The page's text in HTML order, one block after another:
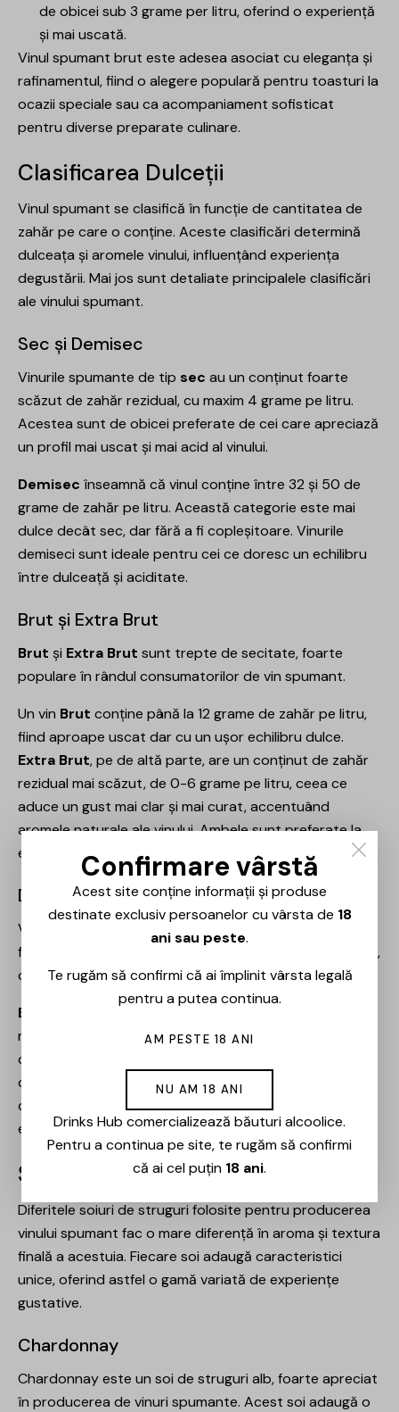
de obicei sub 3 grame per litru, oferind o experiență
și mai uscată.
Vinul spumant brut este adesea asociat cu eleganța și
rafinamentul, fiind o alegere populară pentru toasturi la
ocazii speciale sau ca acompaniament sofisticat
pentru diverse preparate culinare.
Clasificarea Dulceții
Vinul spumant se clasifică în funcție de cantitatea de
zahăr pe care o conține. Aceste clasificări determină
dulceața și aromele vinului, influențând experiența
degustării. Mai jos sunt detaliate principalele clasificări
ale vinului spumant.
Sec și Demisec
Vinurile spumante de tip sec au un conținut foarte
scăzut de zahăr rezidual, cu maxim 4 grame pe litru.
Acestea sunt de obicei preferate de cei care apreciază
un profil mai uscat și mai acid al vinului.
Demisec înseamnă că vinul conține între 32 și 50 de
grame de zahăr pe litru. Această categorie este mai
dulce decât sec, dar fără a fi copleșitoare. Vinurile
demiseci sunt ideale pentru cei ce doresc un echilibru
între dulceață și aciditate.
Brut și Extra Brut
Brut și Extra Brut sunt trepte de secitate, foarte
populare în rândul consumatorilor de vin spumant.
Un vin Brut conține până la 12 grame de zahăr pe litru,
fiind aproape uscat dar cu un ușor echilibru dulce.
Extra Brut, pe de altă parte, are un conținut de zahăr
rezidual mai scăzut, de 0-6 grame pe litru, ceea ce
aduce un gust mai clar și mai curat, accentuând
aromele naturale ale vinului. Ambele sunt preferate la
evenimente elegante sau mese speciale.
Dulce și Extra Dry
Vinurile
sunt pentru cei care iubesc vinurile
foarte dulci. Acestea au cel mai mare conținut de zahăr,
cu peste 50 de grame pe litru.
Extra Dry
poate induce în eroare, deoarece deși
numele ar sugera un vin uscat, această categorie
conține între 12 și 17 grame de zahăr pe litru, fiind mai
dulce decât brutul. Este o alegere potrivită pentru cei
ce preferă puțină dulceață în vinurile lor, oferind o
experiență plăcută în combinație cu diverse deserturi.
Soiuri de Struguri și Deosebirile lor
Diferitele soiuri de struguri folosite pentru producerea
vinului spumant fac o mare diferență în aroma și textura
finală a acestuia. Fiecare soi adaugă caracteristici
unice, oferind astfel o gamă variată de experiențe
gustative.
Chardonnay
Chardonnay este un soi de struguri alb, foarte apreciat
în producerea de vinuri spumante. Acest soi adaugă o
Confirmare vârstă
Acest site conține informații și produse
destinate exclusiv persoanelor cu vârsta de 18
ani sau peste.
Te rugăm să confirmi că ai împlinit vârsta legală
pentru a putea continua.
AM PESTE 18 ANI
NU AM 18 ANI
Drinks Hub comercializează băuturi alcoolice.
Pentru a continua pe site, te rugăm să confirmi
că ai cel puțin 18 ani.